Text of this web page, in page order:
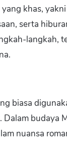
khas,
serta
langkah,
biasa
budaya
nuansa